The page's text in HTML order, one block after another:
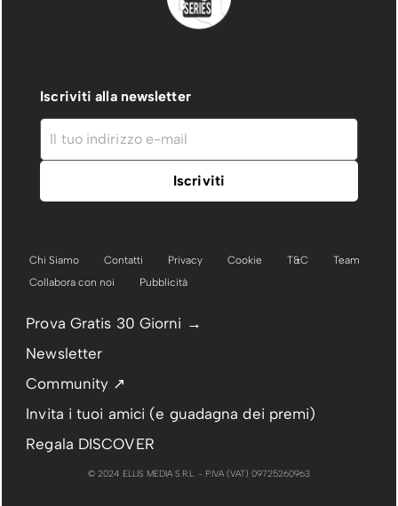
Iscriviti alla newsletter
Chi Siamo Contatti Privacy Cookie T&C
Team
Collabora con noi
Pubblicità
Prova Gratis 30 Giorni →
Newsletter
Community ↗
Invita i tuoi amici (e guadagna dei premi)
Regala DISCOVER
© 2024 ELLIS MEDIA S.R.L. - P.IVA (VAT) 09725260963